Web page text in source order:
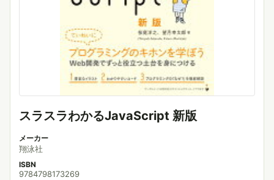
スラスラわかるJavaScript 新版
メーカー
翔泳社
ISBN
9784798173269